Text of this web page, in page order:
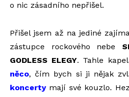
o nic zásadního nepřišel.
Přišel jsem až na jediné
zástupce rockového nebe
GODLESS ELEGY. Tahle
něco, čím bych si ji nějak
koncerty mají své kouzlo.